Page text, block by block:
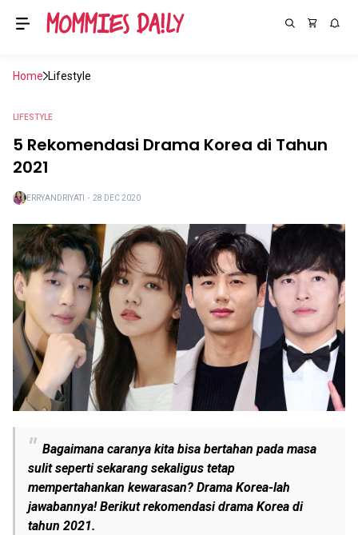
Home Lifestyle
LIFESTYLE
5 Rekomendasi Drama Korea di Tahun
2021
ERRYANDRIYATI ・ 28 DEC 2020
Bagaimana caranya kita bisa bertahan pada masa
sulit seperti sekarang sekaligus tetap
mempertahankan kewarasan? Drama Korea-lah
jawabannya! Berikut rekomendasi drama Korea di
tahun 2021.